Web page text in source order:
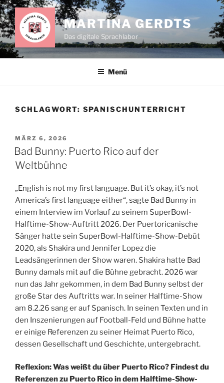
Zum
Inhalt
springen
MARTINA GERDTS
Das digitale Sprachlabor
Menü
SCHLAGWORT: SPANISCHUNTERRICHT
VERÖFFENTLICHT
AM
MÄRZ 6, 2026
Bad Bunny: Puerto Rico auf der
Weltbühne
„English is not my first language. But it’s okay, it’s not
America’s first language either“, sagte Bad Bunny in
einem Interview im Vorlauf zu seinem SuperBowl-
Halftime-Show-Auftritt 2026. Der Puertoricanische
Sänger hatte sein SuperBowl-Halftime-Show-Debüt
2020, als Shakira und Jennifer Lopez die
Leadsängerinnen der Show waren. Shakira hatte Bad
Bunny damals mit auf die Bühne gebracht. 2026 war
nun das Jahr gekommen, in dem Bad Bunny selbst der
große Star des Auftritts war. In seiner Halftime-Show
am 8.2.26 sang er auf Spanisch. In seinen Texten und in
den Inszenierungen auf Football-Feld und Bühne hatte
er einige Referenzen zu seiner Heimat Puerto Rico,
dessen Gesellschaft und Geschichte, untergebracht.
Reflexion: Was weißt du über Puerto Rico? Findest du
Referenzen zu Puerto Rico in dem Halftime-Show-